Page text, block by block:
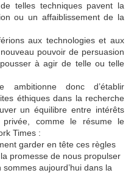
telles techniques pavent la
ou un affaiblissement de la
aux technologies et aux
pouvoir de persuasion
à agir de telle ou telle
ambitionne donc d’établir
éthiques dans la recherche
un équilibre entre intérêts
privée, comme le résume le
Times :
garder en tête ces règles
promesse de nous propulser
aujourd’hui dans la